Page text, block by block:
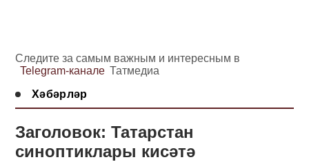
Следите за самым важным и интересным в
Telegram-канале Татмедиа
Хәбәрләр
Заголовок: Татарстан
синоптиклары кисәтә